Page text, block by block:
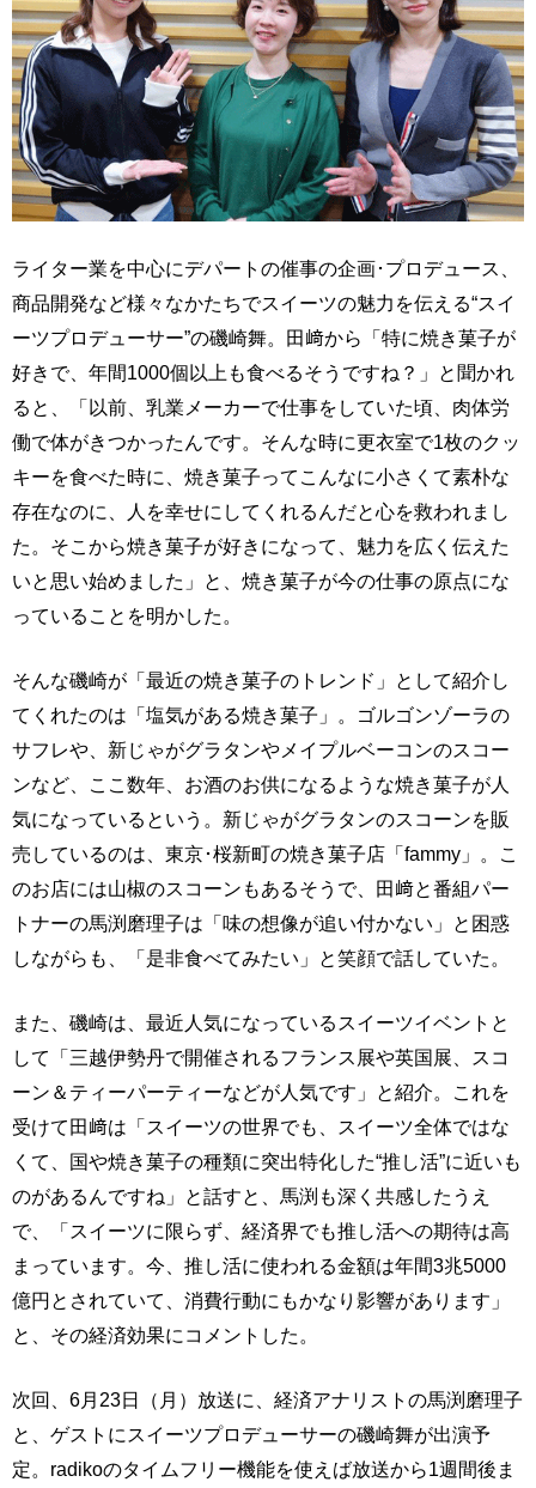
ライター業を中心にデパートの催事の企画･プロデュース、
商品開発など様々なかたちでスイーツの魅力を伝える“スイ
ーツプロデューサー”の磯崎舞。田﨑から「特に焼き菓子が
好きで、年間1000個以上も食べるそうですね？」と聞かれ
ると、「以前、乳業メーカーで仕事をしていた頃、肉体労
働で体がきつかったんです。そんな時に更衣室で1枚のクッ
キーを食べた時に、焼き菓子ってこんなに小さくて素朴な
存在なのに、人を幸せにしてくれるんだと心を救われまし
た。そこから焼き菓子が好きになって、魅力を広く伝えた
いと思い始めました」と、焼き菓子が今の仕事の原点にな
っていることを明かした。
そんな磯崎が「最近の焼き菓子のトレンド」として紹介し
てくれたのは「塩気がある焼き菓子」。ゴルゴンゾーラの
サフレや、新じゃがグラタンやメイプルベーコンのスコー
ンなど、ここ数年、お酒のお供になるような焼き菓子が人
気になっているという。新じゃがグラタンのスコーンを販
売しているのは、東京･桜新町の焼き菓子店「fammy」。こ
のお店には山椒のスコーンもあるそうで、田﨑と番組パー
トナーの馬渕磨理子は「味の想像が追い付かない」と困惑
しながらも、「是非食べてみたい」と笑顔で話していた。
また、磯崎は、最近人気になっているスイーツイベントと
して「三越伊勢丹で開催されるフランス展や英国展、スコ
ーン＆ティーパーティーなどが人気です」と紹介。これを
受けて田﨑は「スイーツの世界でも、スイーツ全体ではな
くて、国や焼き菓子の種類に突出特化した“推し活”に近いも
のがあるんですね」と話すと、馬渕も深く共感したうえ
で、「スイーツに限らず、経済界でも推し活への期待は高
まっています。今、推し活に使われる金額は年間3兆5000
億円とされていて、消費行動にもかなり影響があります」
と、その経済効果にコメントした。
次回、6月23日（月）放送に、経済アナリストの馬渕磨理子
と、ゲストにスイーツプロデューサーの磯崎舞が出演予
定。radikoのタイムフリー機能を使えば放送から1週間後ま